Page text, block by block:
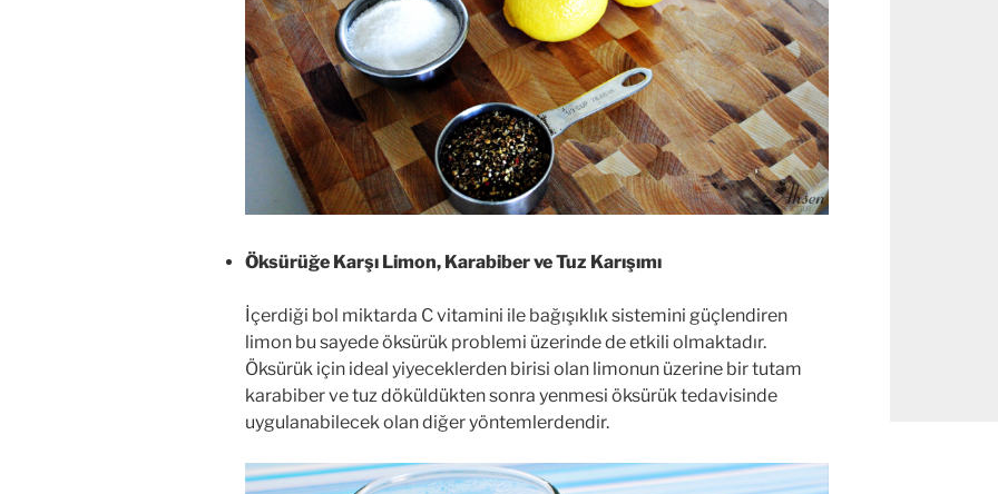
Öksürüğe Karşı Limon, Karabiber ve Tuz Karışımı
İçerdiği bol miktarda C vitamini ile bağışıklık sistemini güçlendiren
limon bu sayede öksürük problemi üzerinde de etkili olmaktadır.
Öksürük için ideal yiyeceklerden birisi olan limonun üzerine bir tutam
karabiber ve tuz döküldükten sonra yenmesi öksürük tedavisinde
uygulanabilecek olan diğer yöntemlerdendir.